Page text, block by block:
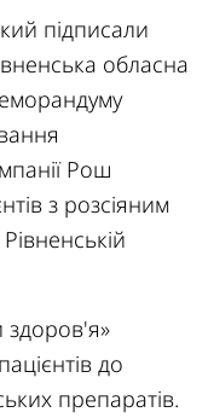
підписали
обласна
Рош
з розсіяним
здоров'я»
до
препаратів.